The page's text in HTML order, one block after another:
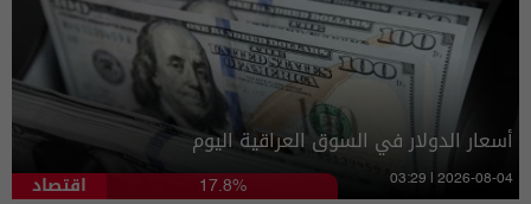
أسعار الدولار في السوق العراقية اليوم
اقتصاد 17.8% 03:29 | 2026-08-04